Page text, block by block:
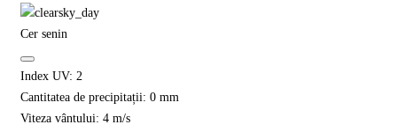
Cer senin
Index UV: 2
Cantitatea de precipitații: 0 mm
Viteza vântului: 4 m/s